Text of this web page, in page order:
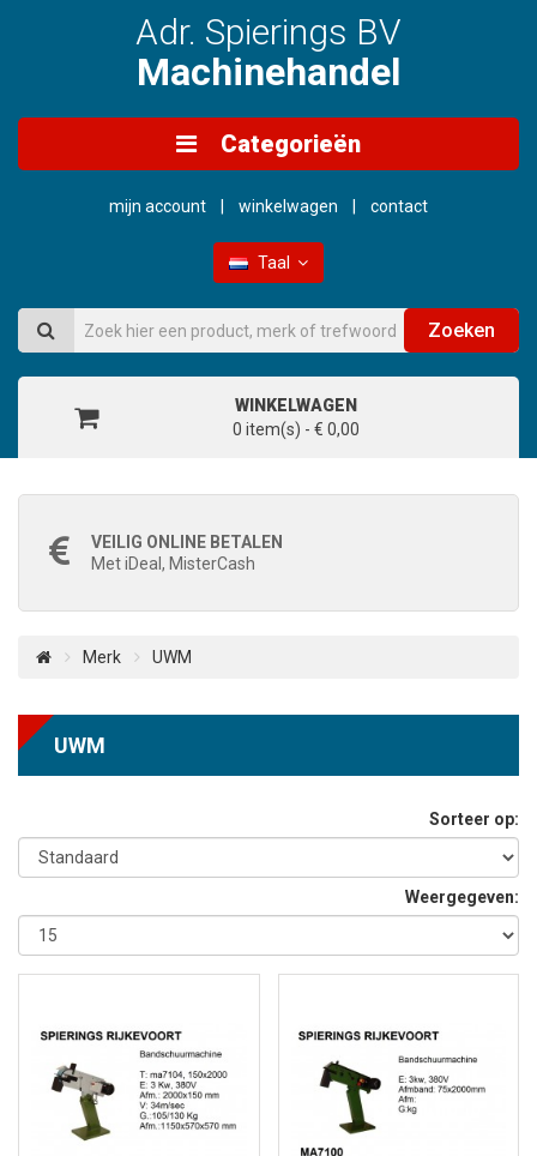
Adr. Spierings BV
Machinehandel
Categorieën
mijn account winkelwagen contact
Taal
Zoeken
WINKELWAGEN
0 item(s) - € 0,00
VEILIG ONLINE BETALEN
Met iDeal, MisterCash
Merk UWM
UWM
Sorteer op:
Weergegeven: